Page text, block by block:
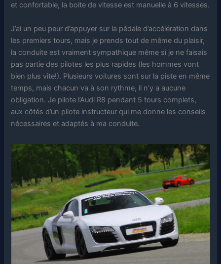
et confortable, la boite de vitesse est manuelle à 6 vitesses.
J’ai un peu peur d’appuyer sur la pédale d’accélération dans
les premiers tours, mais je prends tout de même du plaisir,
la conduite est vraiment sympathique même si je ne faisais
pas partie des pilotes les plus rapides (les hommes vont
bien plus vite!). Plusieurs voitures sont sur la piste en même
temps, mais chacun va à son rythme, il n’y a aucune
obligation. Je pilote l’Audi R8 pendant 5 tours complets,
aux côtés d’un pilote instructeur qui me donne les conseils
nécessaires et adaptés à ma conduite.